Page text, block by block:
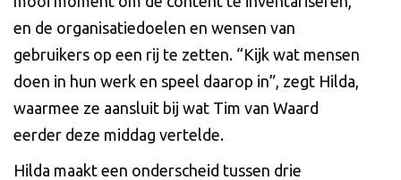
en de organisatiedoelen en wensen van
gebruikers op een rij te zetten. “Kijk wat mensen
doen in hun werk en speel daarop in”, zegt Hilda,
waarmee ze aansluit bij wat Tim van Waard
eerder deze middag vertelde.
Hilda maakt een onderscheid tussen drie